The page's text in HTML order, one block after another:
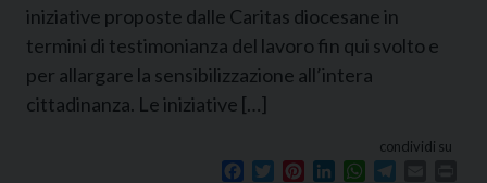
iniziative proposte dalle Caritas diocesane in
termini di testimonianza del lavoro fin qui svolto e
per allargare la sensibilizzazione all’intera
cittadinanza. Le iniziative […]
condividi su
Facebook
TwitterPinterestLinkedInWhatsApp